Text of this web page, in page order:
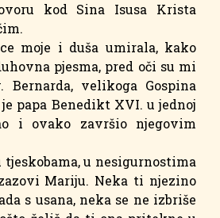
kod Sina Isusa Krista
moje i duša umirala, kako
pjesma, pred oči su mi
Bernarda, velikoga Gospina
papa Benedikt XVI. u jednoj
i ovako završio njegovim
tjeskobama, u nesigurnostima
Mariju. Neka ti njezino
s usana, neka se ne izbriše